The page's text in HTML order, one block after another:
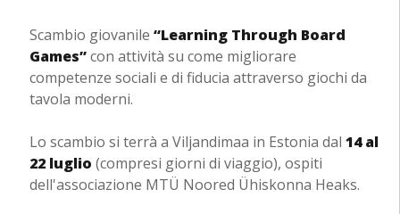
Scambio giovanile “Learning Through Board
Games”con attività su come migliorare
competenze sociali e di fiducia attraverso giochi da
tavola moderni.
Lo scambio si terrà a Viljandimaa in Estonia dal 14 al
22 luglio (compresi giorni di viaggio), ospiti
dell'associazione MTÜ Noored Ühiskonna Heaks.